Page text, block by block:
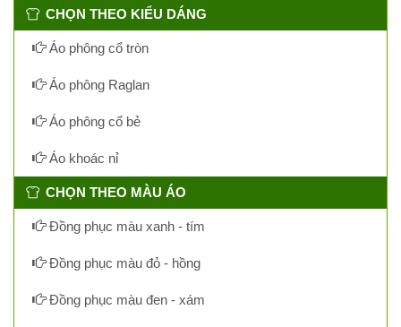
CHỌN THEO KIỂU DÁNG
Áo phông cổ tròn
Áo phông Raglan
Áo phông cổ bẻ
Áo khoác nỉ
CHỌN THEO MÀU ÁO
Đồng phục màu xanh - tím
Đồng phục màu đỏ - hồng
Đồng phục màu đen - xám